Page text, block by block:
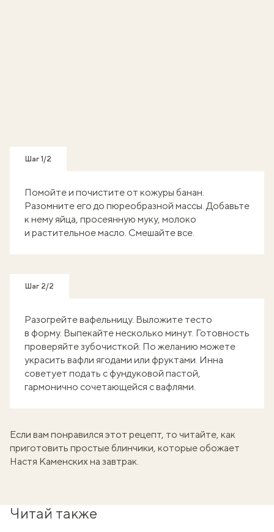
Шаг 1/2
Помойте и почистите от кожуры банан.
Разомните его до пюреобразной массы. Добавьте
к нему яйца, просеянную муку, молоко
и растительное масло. Смешайте все.
Шаг 2/2
Разогрейте вафельницу. Выложите тесто
в форму. Выпекайте несколько минут. Готовность
проверяйте зубочисткой. По желанию можете
украсить вафли ягодами или фруктами. Инна
советует подать с фундуковой пастой,
гармонично сочетающейся с вафлями.
Если вам понравился этот рецепт, то читайте, как
приготовить простые блинчики, которые обожает
Настя Каменскихна завтрак.
Читай также